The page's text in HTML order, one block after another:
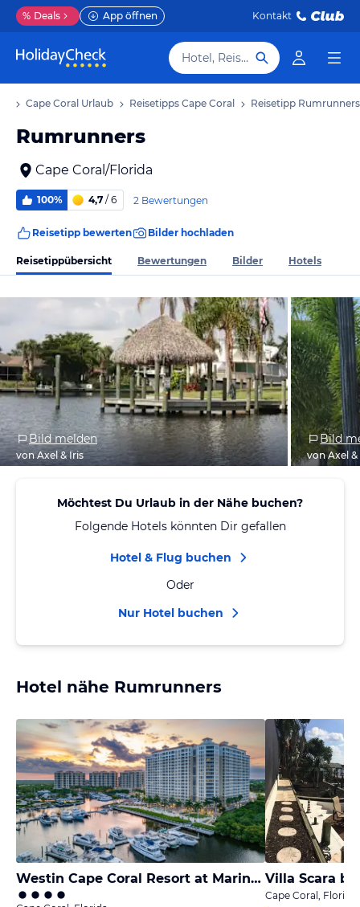
% Deals App öffnen Kontakt
Hotel, Reiseziel
Cape Coral Urlaub Reisetipps Cape Coral Reisetipp Rumrunners
Rumrunners
Cape Coral/Florida
100% 4,7 / 6 2 Bewertungen
Reisetipp bewerten Bilder hochladen
Reisetippübersicht Bewertungen Bilder Hotels
Bild melden
von Axel & Iris
Bild
von Axel &
Möchtest Du Urlaub in der Nähe buchen?
Folgende Hotels könnten Dir gefallen
Hotel & Flug buchen
Oder
Nur Hotel buchen
Hotel nähe Rumrunners
Westin Cape Coral Resort at Marina Village Villa Scara by
Cape Coral, Florida